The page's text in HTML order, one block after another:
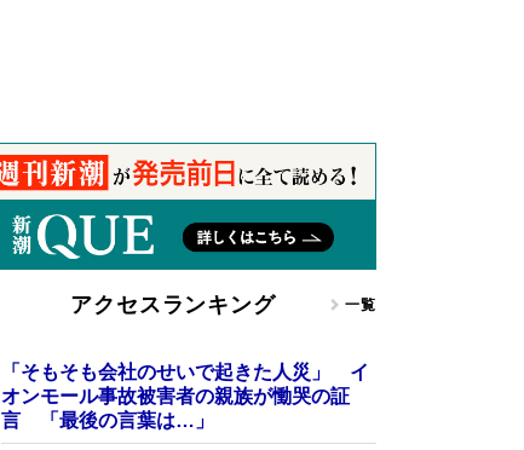
アクセスランキング 一覧
「そもそも会社のせいで起きた人災」 イ
オンモール事故被害者の親族が慟哭の証
言 「最後の言葉は…」